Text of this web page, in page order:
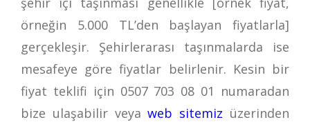
örneğin 5.000 TL’den başlayan fiyatlarla]
gerçekleşir. Şehirlerarası taşınmalarda ise
mesafeye göre fiyatlar belirlenir. Kesin bir
fiyat teklifi için 0507 703 08 01 numaradan
bize ulaşabilir veyaweb sitemiz üzerinden